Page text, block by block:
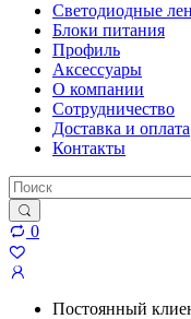
Светодиодные
Блоки питания
Профиль
Аксессуары
О компании
Сотрудничество
Доставка и оплата
Контакты
Искать:
0
Постоянный